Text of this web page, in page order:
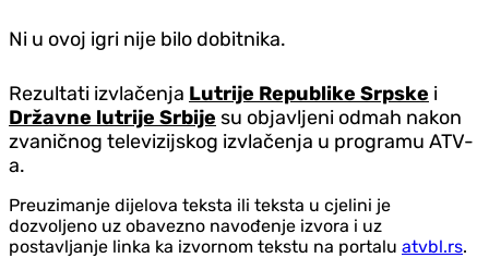
Ni u ovoj igri nije bilo dobitnika.
Rezultati izvlačenja Lutrije Republike Srpske i
Državne lutrije Srbije su objavljeni odmah nakon
zvaničnog televizijskog izvlačenja u programu ATV-
a.
Preuzimanje dijelova teksta ili teksta u cjelini je
dozvoljeno uz obavezno navođenje izvora i uz
postavljanje linka ka izvornom tekstu na portalu atvbl.rs.